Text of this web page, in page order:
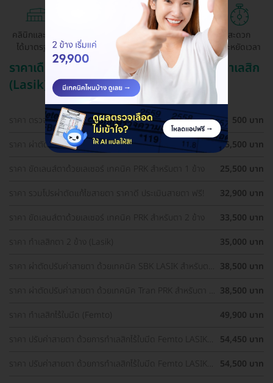
คลินิกและ รพ.
ได้มาตรฐาน
ถูกกว่าจองตรง
ด้วยตัวเอง
ผ่อนสบาย 0%
สะดวก
ประหยัดเวลา
ราคาเดือน สิงหาคม ปี 2569 (2026) สำหรับ ทำเลสิก
(Lasik)
ราคา ตรวจตาก่อนทำเลสิก (LASIK)
500 บาท
ราคา ผ่าตัดปรับค่าสายตา ด้วยเทคนิค SBK LASIK สำหรับตา
25,500 บาท
ราคา ขัดเลนส์ตาด้วยเลเซอร์ เทคนิค PRK สำหรับตา 1 ข้าง
25,500 บาท
ราคา รวมโปรผ่าตัดแก้ไขสายตา ราคาดี ประเมินสายตา ฟรี!
32,900 บาท
ราคา ขัดเลนส์ตาด้วยเลเซอร์ เทคนิค PRK สำหรับตา 2 ข้าง
33,500 บาท
ราคา ทำเลสิกตา 2 ข้าง (Lasik)
35,000 บาท
ราคา ผ่าตัดปรับค่าสายตา ด้วยเทคนิค SBK LASIK สำหรับตา
38,500 บาท
ราคา ผ่าตัดปรับค่าสายตา ด้วยเทคนิค Tran PRK สำหรับตา 2
38,500 บาท
ราคา ทำเลสิกไร้ใบมีด (Femto)
49,900 บาท
ราคา ปรับค่าสายตา ด้วยการทำเลสิกไร้ใบมีด Femto LASIK 2
54,450 บาท
ราคา ปรับค่าสายตา ด้วยการทำเลสิกไร้ใบมีด Femto LASIK 2
54,500 บาท